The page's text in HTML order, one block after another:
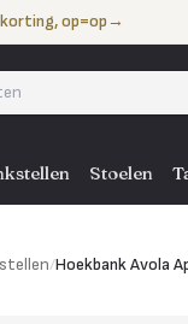
op=op→
Stoelen
/Hoekbank Avola